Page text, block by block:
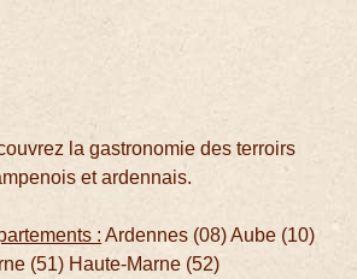
la gastronomie des terroirs
et ardennais.
: Ardennes (08) Aube (10)
(51) Haute-Marne (52)